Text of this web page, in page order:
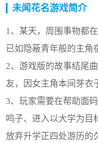
未闻花名游戏简介
1、某天，周围事物都
已如隐蔽青年般的主角
2、游戏版的故事结尾
友，因女主角本间芽衣
3、玩家需要在帮助面
鸣子、进入以大学为目
放弃升学正四处游历的